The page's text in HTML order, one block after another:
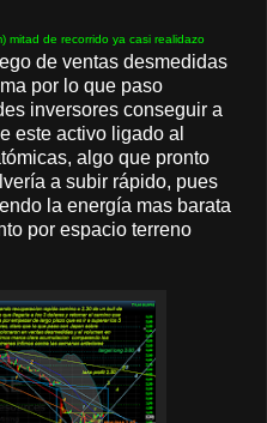
mitad de recorrido ya casi realidazo
de ventas desmedidas
por lo que paso
inversores conseguir a
este activo ligado al
algo que pronto
a subir rápido, pues
la energía mas barata
por espacio terreno